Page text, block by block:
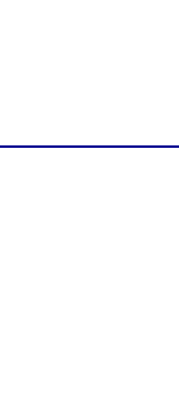
papier